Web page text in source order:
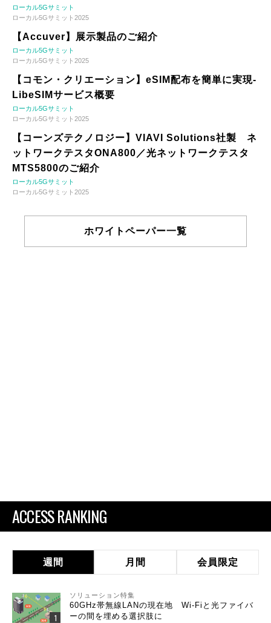
ローカル5Gサミット
ローカル5Gサミット2025
【Accuver】展示製品のご紹介
ローカル5Gサミット
ローカル5Gサミット2025
【コモン・クリエーション】eSIM配布を簡単に実現-
LibeSIMサービス概要
ローカル5Gサミット
ローカル5Gサミット2025
【コーンズテクノロジー】VIAVI Solutions社製 ネ
ットワークテスタONA800／光ネットワークテスタ
MTS5800のご紹介
ローカル5Gサミット
ローカル5Gサミット2025
ホワイトペーパー一覧
ACCESS RANKING
週間 月間 会員限定
ソリューション特集
60GHz帯無線LANの現在地 Wi-Fiと光ファイバ
ーの間を埋める選択肢に